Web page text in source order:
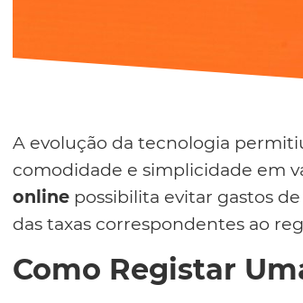
A evolução da tecnologia
comodidade e simplicidade em
online possibilita evitar gastos
das taxas correspondentes ao
Como Registar